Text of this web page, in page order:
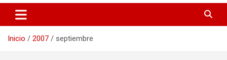
Inicio 2007 septiembre